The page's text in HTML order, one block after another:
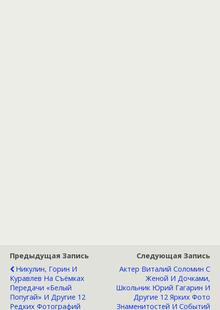
Предыдущая Запись
Никулин, Горин И
Куравлев На Съёмках
Передачи «Белый
Попугай» И Другие 12
Редких Фотографий
Следующая Запись
Актер Виталий Соломин С
Женой И Дочками,
Школьник Юрий Гагарин И
Другие 12 Ярких Фото
Знаменитостей И Событий